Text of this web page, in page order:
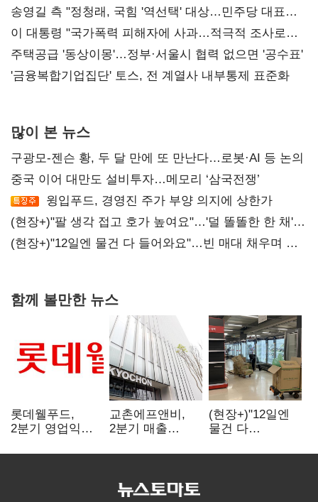
리모델링' 제안
송영길 측 "정청래, 국힘 '역선택' 대상…민주당 대표로
총선 지휘 못해"
이 대통령 "국가폭력 피해자에 사과…적극적 조사로
진실 밝혀야"
주택공급 '동상이몽'…정부·서울시 협력 없으면 '공수표'
'금융복합기업집단' 토스, 전 계열사 내부통제 표준화
많이 본 뉴스
구광모-젠슨 황, 두 달 만에 또 만난다…로봇·AI 등 논의
중국 이어 대만도 설비투자…메모리 ‘삼국전쟁’
윙입푸드, 경영진 주가 부양 의지에 상한가
(현장+)"팔 생각 접고 호가 높여요"…'덜 똘똘한 한 채'
20억 키맞추기
(현장+)"12일엔 물건 다 들어와요"…빈 매대 채우며 문
함께 볼만한 뉴스
롯데웰푸드,
2분기 영업익
사업이 실적 견인
교촌에프앤비,
2분기 매출
전년보다 4.9%↑
(현장+)"12일엔
물건 다
매대 채우며 문